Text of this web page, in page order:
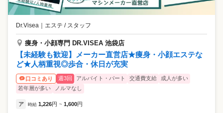
Dr.Visea ｜ エステ / スタッフ
痩身・小顔専門 DR.VISEA 池袋店
【未経験も歓迎】メーカー直営店★痩身・小顔エステな
ど★人柄重視◎歩合・休日が充実
口コミあり 週3回 アルバイト・パート 交通費支給
成人が多い
若年層が多い
ノルマなし
ア 時給 1,226円 ~ 1,600円